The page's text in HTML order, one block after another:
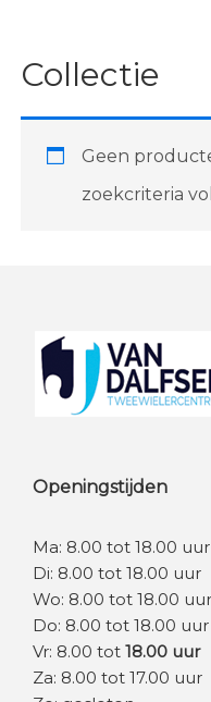
Collectie
Geen
zoekcriteria
Footer
Openingstijden
Ma: 8.00 tot 18.00 uur
Di: 8.00 tot 18.00 uur
Wo: 8.00 tot 18.00 uur
Do: 8.00 tot 18.00 uur
Vr: 8.00 tot 18.00 uur
Za: 8.00 tot 17.00 uur